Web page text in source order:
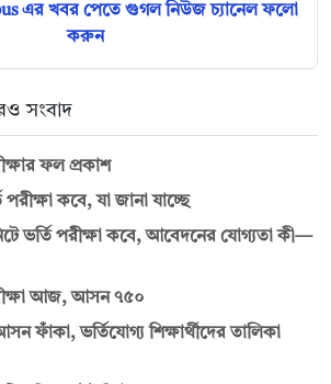
এর খবর পেতে গুগল নিউজ চ্যানেল ফলো
করুন
সংবাদ
ফল প্রকাশ
কবে, যা জানা যাচ্ছে
ভর্তি পরীক্ষা কবে, আবেদনের যোগ্যতা কী—
আজ, আসন ৭৫০
ফাঁকা, ভর্তিযোগ্য শিক্ষার্থীদের তালিকা